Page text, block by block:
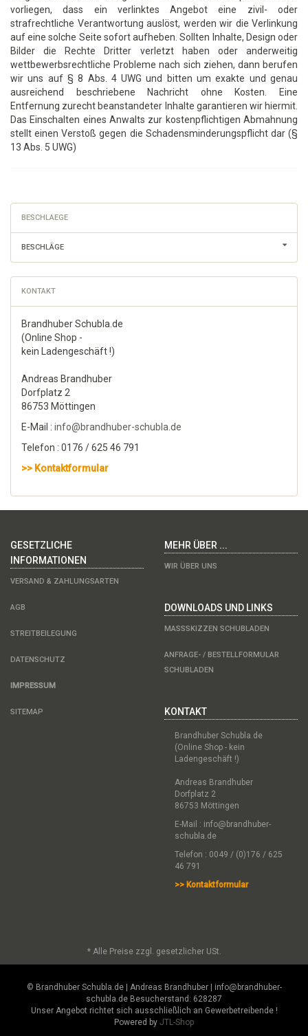
vorliegen, dass ein verlinktes Angebot eine zivil- oder
strafrechtliche Verantwortung auslöst, werden wir die Verlinkung
auf eine solche Seite sofort aufheben. Sollten Inhalte, Design oder
Bilder die Rechte Dritter verletzt haben oder anderweitig
wettbewerbsrechtliche Probleme nach sich ziehen, dann berufen
wir uns auf § 8 Abs. 4 UWG und bitten um exakte und genau
ausreichend beschriebene Nachricht ohne Kosten. Eine
Entfernung zurecht beanstandeter Inhalte garantieren wir hiermit.
Das Einschalten eines Anwalts zur kostenpflichtigen Abmahnung
stellt einen Verstoß gegen die Schadensminderungspflicht dar (§
13 Abs. 5 UWG)
BESCHLAEGE
BESCHLÄGE
KONTAKT
Brandhuber Schubla.de
(Online Shop -
kein Ladengeschäft !)
Andreas Brandhuber
Dorfplatz 2
86753 Möttingen
E-Mail : info@brandhuber-schubla.de
Telefon : 0176 / 625 46 791
>> Kontaktformular
GESETZLICHE
INFORMATIONEN
VERSAND & ZAHLUNGSARTEN
AGB
STREITBEILEGUNG
DATENSCHUTZ
IMPRESSUM
SITEMAP
MEHR ÜBER ...
WIR ÜBER UNS
DOWNLOADS UND LINKS
MASSSKIZZEN SCHUBLADEN
ANFRAGE- / BESTELLFORMULAR
SCHUBLADEN
KONTAKT
Brandhuber Schubla.de
(Online Shop - kein
Ladengeschäft !)
Andreas Brandhuber
Dorfplatz 2
86753 Möttingen
E-Mail : info@brandhuber-
schubla.de
Telefon : 0049 / (0)176 / 625
46 791
>> Kontaktformular
*Alle Preise zzgl. gesetzlicher USt.
© Brandhuber Schubla.de | Andreas Brandhuber | info@brandhuber-
schubla.de Besucherstand: 628287
Unser Angebot richtet sich ausschließlich an Gewerbetreibende !
Powered by JTL-Shop